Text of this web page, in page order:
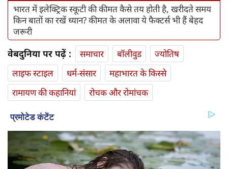
भारत में इलेक्ट्रिक स्कूटी की कीमत कैसे तय होती है, खरीदते समय
किन बातों का रखें ध्यान? कीमत के अलावा ये फैक्टर्स भी हैं बेहद
जरूरी
वेबदुनिया पर पढ़ें : समाचार बॉलीवुड
ज्योतिष
लाइफ स्‍टाइल
धर्म-संसार
महाभारत के किस्से
रामायण की कहानियां
रोचक और रोमांचक